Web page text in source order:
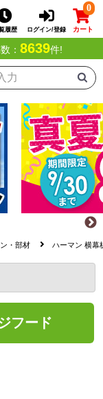
履歴 ログイン/登録
0
カート
： 8639件!
・部材 ハーマン 横幕
フード